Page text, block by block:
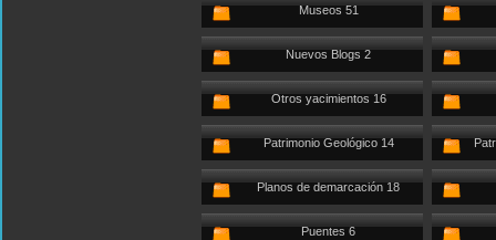
Museos 51
Nuevos Blogs 2
Otros yacimientos 16
Patrimonio Geológico 14
Planos de demarcación 18
Puentes 6